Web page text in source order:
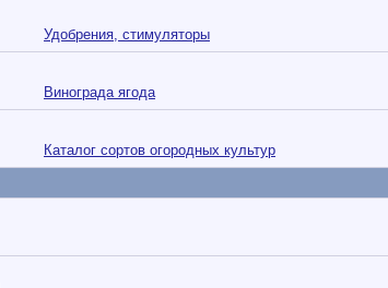
Удобрения, стимуляторы
Винограда ягода
Каталог сортов огородных культур